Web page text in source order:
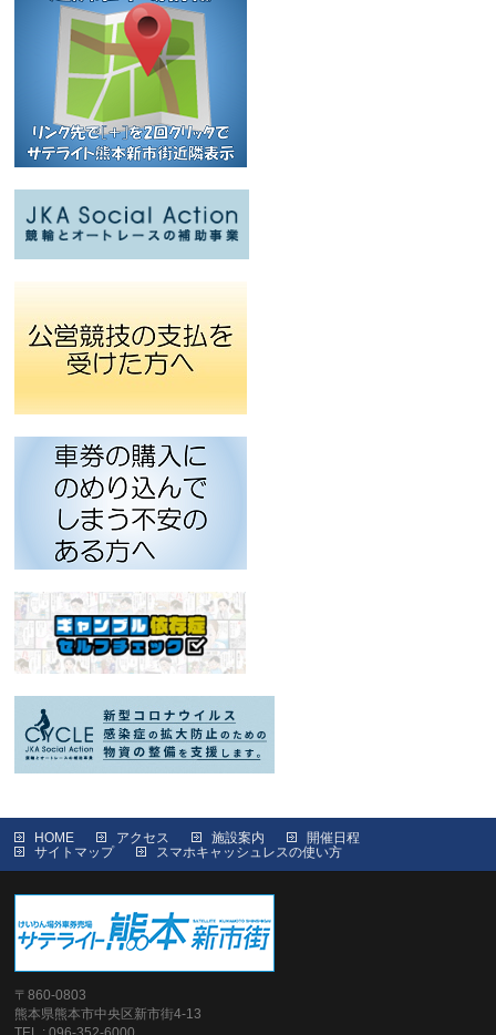
HOME アクセス 施設案内
開催日程
サイトマップ
スマホキャッシュレスの使い方
〒860-0803
熊本県熊本市中央区新市街4-13